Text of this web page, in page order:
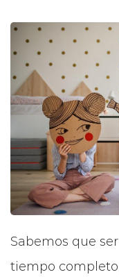
Sabemos que
tiempo completo